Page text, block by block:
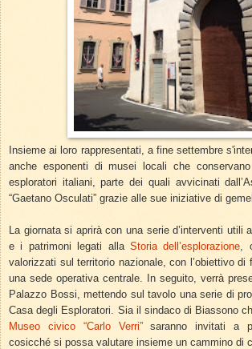
Insieme ai loro rappresentati, a fine settembre
anche esponenti di musei locali che
esploratori italiani, parte dei quali avvicinati
“Gaetano Osculati” grazie alle sue iniziative di
La giornata si aprirà con una serie d’interventi utili
e i patrimoni legati alla Storia dell’esplorazione,
valorizzati sul territorio nazionale, con l’obiettivo di
una sede operativa centrale. In seguito, verrà
Palazzo Bossi, mettendo sul tavolo una serie di
Casa degli Esploratori. Sia il sindaco di Biassono
Museo civico “Carlo Verri” saranno invitati a
cosicché si possa valutare insieme un cammino di